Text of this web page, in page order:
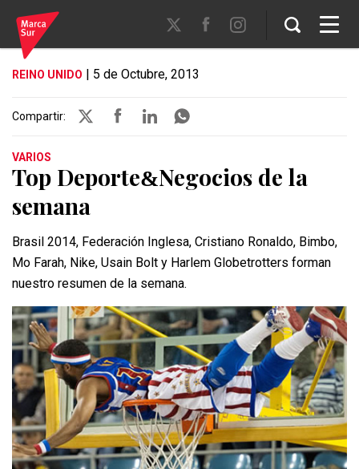
REINO UNIDO | 5 de Octubre, 2013
Compartir:
VARIOS
Top Deporte&Negocios de la
semana
Brasil 2014, Federación Inglesa, Cristiano Ronaldo, Bimbo,
Mo Farah, Nike, Usain Bolt y Harlem Globetrotters forman
nuestro resumen de la semana.